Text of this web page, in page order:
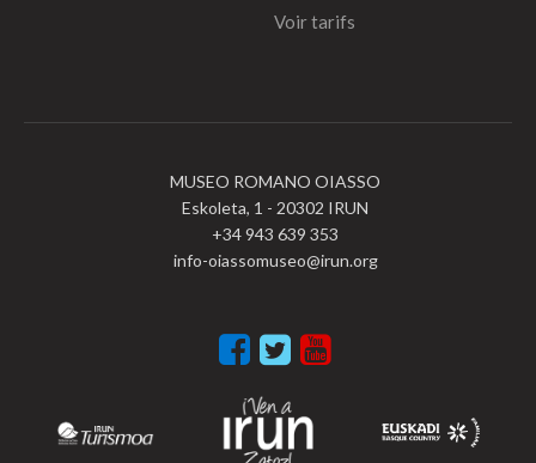
Voir tarifs
MUSEO ROMANO OIASSO
Eskoleta, 1 - 20302 IRUN
+34 943 639 353
info-oiassomuseo@irun.org